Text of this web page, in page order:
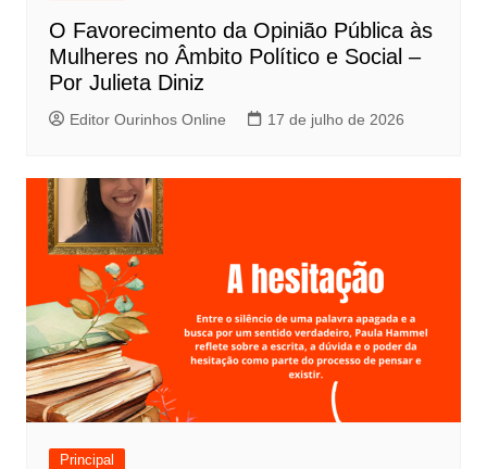
O Favorecimento da Opinião Pública às
Mulheres no Âmbito Político e Social –
Por Julieta Diniz
Editor Ourinhos Online 17 de julho de 2026
Principal